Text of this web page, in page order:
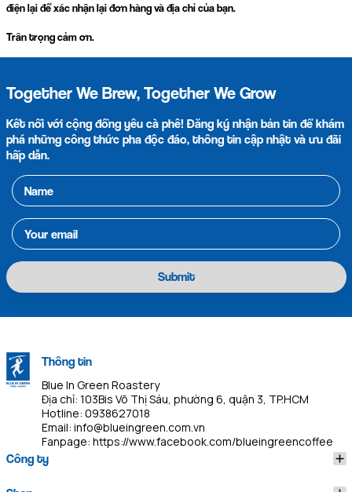
điện lại để xác nhận lại đơn hàng và địa chỉ của bạn.
Trân trọng cảm ơn.
Together We Brew, Together We Grow
Kết nối với cộng đồng yêu cà phê! Đăng ký nhận bản tin để khám
phá những công thức pha độc đáo, thông tin cập nhật và ưu đãi
hấp dẫn.
Submit
Thông tin
Blue In Green Roastery
Địa chỉ: 103Bis Võ Thị Sáu, phường 6, quận 3, TP.HCM
Hotline:0938627018
Email:info@blueingreen.com.vn
Fanpage:https://www.facebook.com/blueingreencoffee
Công ty